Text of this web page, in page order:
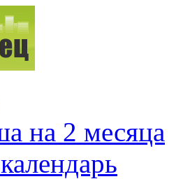
на 2 месяца